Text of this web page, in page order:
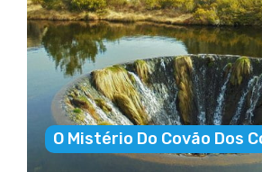
O Mistério Do Covão Dos